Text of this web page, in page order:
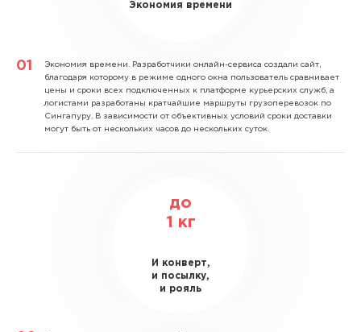
Экономия времени
Экономия времени. Разработчики онлайн-сервиса создали сайт,
благодаря которому в режиме одного окна пользователь сравнивает
цены и сроки всех подключенных к платформе курьерских служб, а
логистами разработаны кратчайшие маршруты грузоперевозок по
Сингапуру. В зависимости от объективных условий сроки доставки
могут быть от нескольких часов до нескольких суток.
до
1
кг
И конверт,
и посылку,
и рояль